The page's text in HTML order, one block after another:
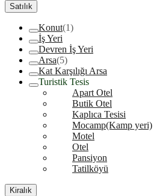
Satılık
Konut(1)
İş Yeri
Devren İş Yeri
Arsa(5)
Kat Karşılığı Arsa
Turistik Tesis
Apart Otel
Butik Otel
Kaplıca Tesisi
Mocamp(Kamp yeri)
Motel
Otel
Pansiyon
Tatilköyü
Kiralık